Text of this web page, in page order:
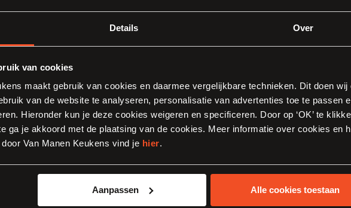
Details Over
van cookies
maakt gebruik van cookies en daarmee vergelijkbare technieken. Dit doen wij
van de website te analyseren, personalisatie van advertenties toe te passen
Hieronder kun je deze cookies weigeren en specificeren. Door op ‘OK’ te
ga je akkoord met de plaatsing van de cookies. Meer informatie over cookies en
Van Manen Keukens vind je hier.
Aanpassen Alle cookies toestaan
bestaande
of hoge
te creëren.
karakteristieke
voor een open
het
en de